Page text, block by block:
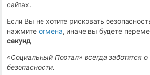
сайтах.
Если Вы не хотите рисковать
нажмитеотмена, иначе вы будете
секунд
«Социальный Портал» всегда заботится
безопасности.